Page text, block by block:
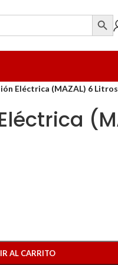
Eléctrica (MAZAL) 6 Litros
AL CARRITO